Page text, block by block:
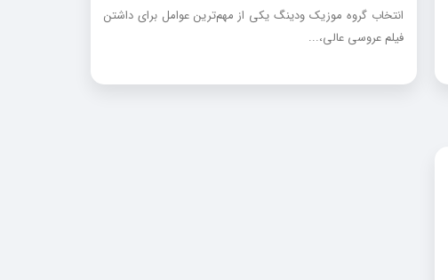
انتخاب گروه موزیک ودینگ یکی از مهم‌ترین عوامل برای داشتن
فیلم عروسی عالی،...